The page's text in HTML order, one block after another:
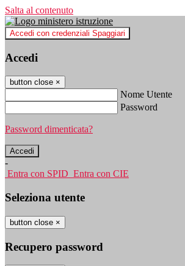
Salta al contenuto
Accedi con credenziali Spaggiari
Accedi
button close ×
Nome Utente
Password
Password dimenticata?
-
Entra con SPID Entra con CIE
Seleziona utente
button close ×
Recupero password